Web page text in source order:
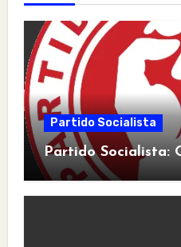
Partido Socialista
Partido Socialista: